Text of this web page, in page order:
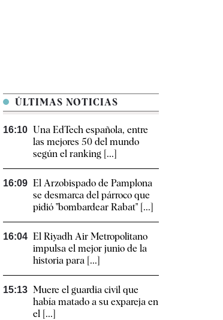
ÚLTIMAS NOTICIAS
16:10 Una EdTech española, entre
las mejores 50 del mundo
según el ranking [...]
16:09 El Arzobispado de Pamplona
se desmarca del párroco que
pidió "bombardear Rabat" [...]
16:04 El Riyadh Air Metropolitano
impulsa el mejor junio de la
historia para [...]
15:13 Muere el guardia civil que
había matado a su expareja en
el [...]